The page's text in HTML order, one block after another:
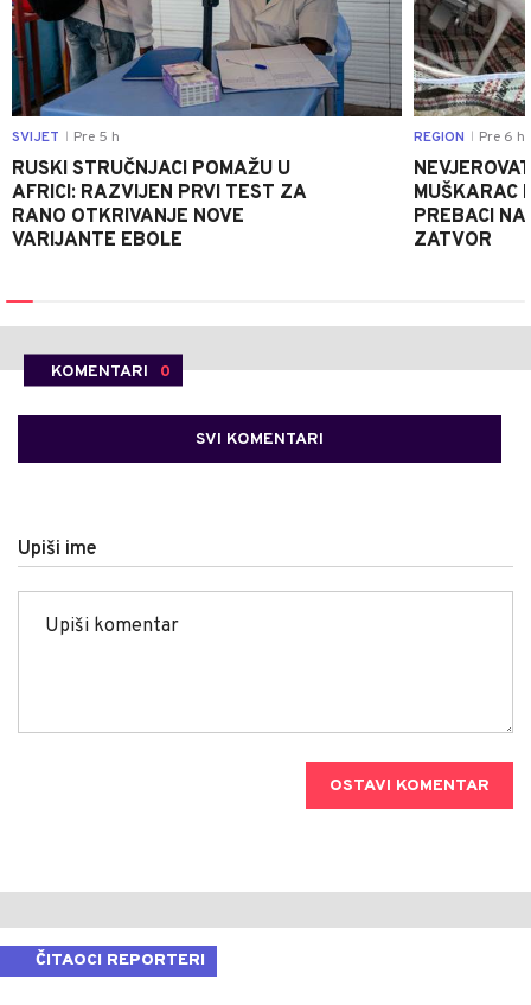
SVIJET Pre 5 h
RUSKI STRUČNJACI POMAŽU U
AFRICI: RAZVIJEN PRVI TEST ZA
RANO OTKRIVANJE NOVE
VARIJANTE EBOLE
REGION Pre 6 h
MUŠKARAC
PREBACI
ZATVOR
KOMENTARI 0
SVI KOMENTARI
Upiši ime
OSTAVI KOMENTAR
ČITAOCI REPORTERI